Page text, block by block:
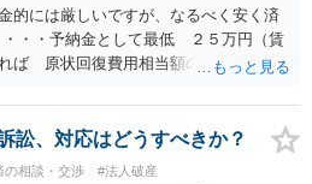
的には厳しいですが、なるべく安く済
・・予納金として最低 ２５万円（賃
ば 原状回復費用相当額の上乗せ） 弁
訟、対応はどうすべきか？
の相談・交渉 #法人破産